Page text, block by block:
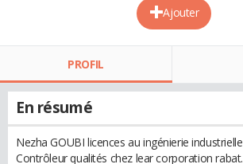
Ajouter
PROFIL
En résumé
Nezha GOUBI licences au ingénierie
Contrôleur qualités chez lear corporation rabat.